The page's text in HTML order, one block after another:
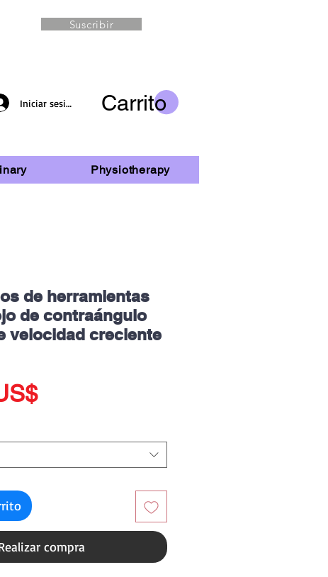
Suscribir
Iniciar sesión Carrito
Physiotherapy
de herramientas
de contraángulo
velocidad creciente
Precio
compra